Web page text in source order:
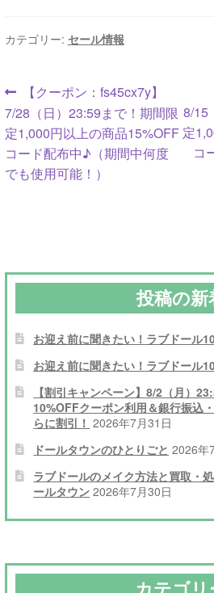
カテゴリー: セール情報
投
稿
ナ
ビ
シ
ョ
ン
前
の
投
稿:
【クーポン：fs45cx7y】
7/28（日）23:59まで！期間限
定1,000円以上の商品15%OFF
コード配布中♪（期間中何度
でも使用可能！）
8/15
定
コ
投稿の新
お迎え前に聞きたい！ラブドール
お迎え前に聞きたい！ラブドール
【割引キャンペーン】8/2（月）
10%OFFクーポン利用＆銀行振込
らに割引！ 2026年7月31日
ドールタウンのひとりごと 2026年
ラブドールのメイク方法と買取・
ールタウン 2026年7月30日